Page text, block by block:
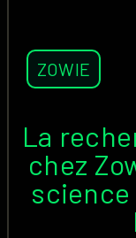
ZOWIE
La
chez